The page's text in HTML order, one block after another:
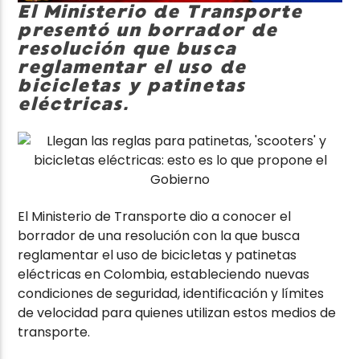
El Ministerio de Transporte
presentó un borrador de
resolución que busca
reglamentar el uso de
bicicletas y patinetas
eléctricas.
El Ministerio de Transporte dio a conocer el
borrador de una resolución con la que busca
reglamentar el uso de bicicletas y patinetas
eléctricas en Colombia, estableciendo nuevas
condiciones de seguridad, identificación y límites
de velocidad para quienes utilizan estos medios de
transporte.